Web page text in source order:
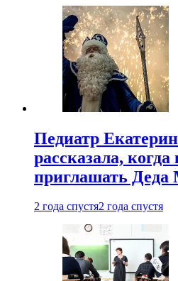
Педиатр
рассказала, когда
приглашать Деда
2 года спустя2 года спустя